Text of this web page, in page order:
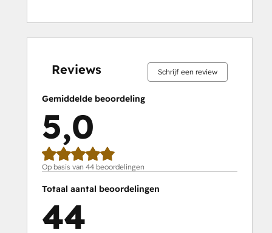
Reviews Schrijf een review
Gemiddelde beoordeling
5,0
Op basis van 44 beoordelingen
Totaal aantal beoordelingen
44